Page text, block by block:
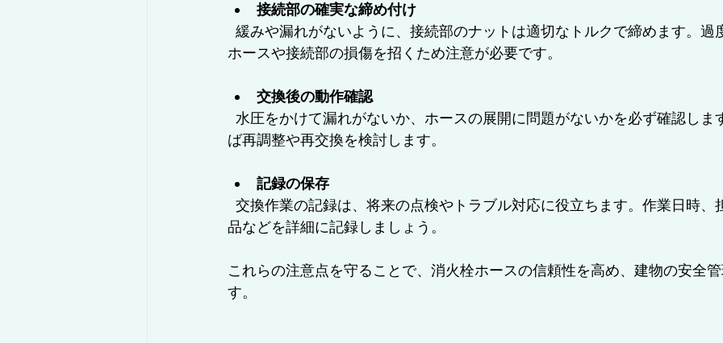
接続部の確実な締め付け
ホースや接続部の損傷を招くため注意が必要です。
交換後の動作確認
ば再調整や再交換を検討します。
記録の保存
品などを詳細に記録しましょう。
これらの注意点を守ることで、消火栓ホースの信頼性を高め、建物の安全
す。